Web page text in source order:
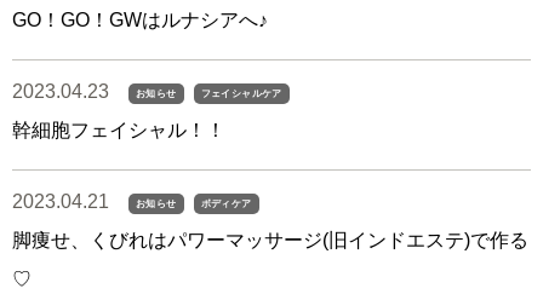
GO！GO！GWはルナシアへ♪
2023.04.23 お知らせ フェイシャルケア
幹細胞フェイシャル！！
2023.04.21 お知らせ ボディケア
脚痩せ、くびれはパワーマッサージ(旧インドエステ)で作る
♡